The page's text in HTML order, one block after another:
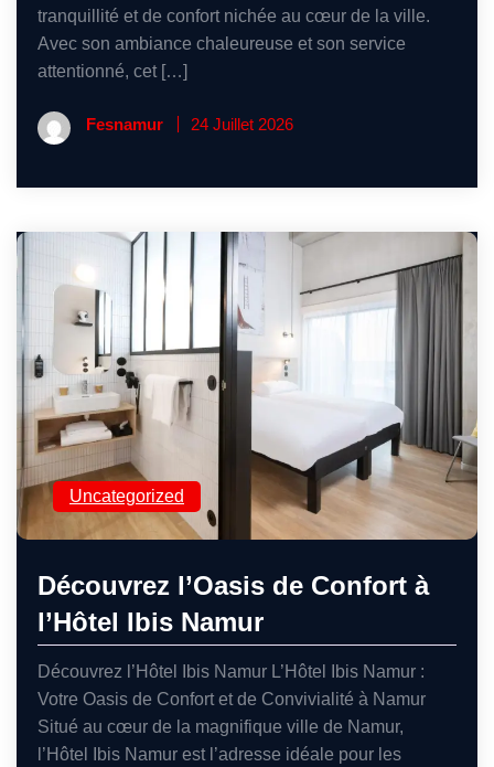
tranquillité et de confort nichée au cœur de la ville.
Avec son ambiance chaleureuse et son service
attentionné, cet […]
Fesnamur 24 Juillet 2026
Uncategorized
Découvrez l’Oasis de Confort à
l’Hôtel Ibis Namur
Découvrez l’Hôtel Ibis Namur L’Hôtel Ibis Namur :
Votre Oasis de Confort et de Convivialité à Namur
Situé au cœur de la magnifique ville de Namur,
l’Hôtel Ibis Namur est l’adresse idéale pour les